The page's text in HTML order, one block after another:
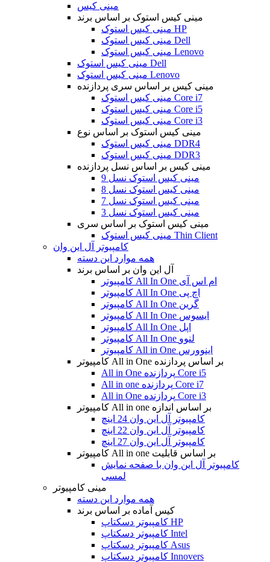
مینی کیس
مینی کیس استوک بر اساس برند
مینی کیس استوک HP
مینی کیس استوک Dell
مینی کیس استوک Lenovo
مینی کیس استوک Dell
مینی کیس استوک Lenovo
مینی کیس بر اساس سری پردازنده
مینی کیس استوک Core i7
مینی کیس استوک Core i5
مینی کیس استوک Core i3
مینی کیس استوک بر اساس نوع
مینی کیس استوک DDR4
مینی کیس استوک DDR3
مینی کیس بر اساس نسل پردازنده
مینی کیس استوک نسل 9
مینی کیس استوک نسل 8
مینی کیس استوک نسل 7
مینی کیس استوک نسل 3
مینی کیس استوک بر اساس سری
مینی کیس استوک Thin Client
کامپیوتر آل این وان
همه موارد این دسته
آل این وان بر اساس برند
کامپیوتر All In One ام اس آی
کامپیوتر All In One اچ پی
کامپیوتر All In One گرین
کامپیوتر All In One ایسوس
کامپیوتر All In One اپل
کامپیوتر All In One لنوو
کامپیوتر All in One اینوورس
کامپیوتر All in One بر اساس پردازنده
All in One پردازنده Core i5
All in one پردازنده Core i7
All in One پردازنده Core i3
کامپیوتر All in one بر اساس اندازه
کامپیوتر آل این وان 24 اینچ
کامپیوتر آل این وان 22 اینچ
کامپیوتر آل این وان 27 اینچ
کامپیوتر All in one بر اساس قابلیت
کامپیوتر آل این وان با صفحه نمایش
لمسی
مینی کامپیوتر
همه موارد این دسته
کیس آماده بر اساس برند
کامپیوتر دسکتاپ HP
کامپیوتر دسکتاپ Intel
کامپیوتر دسکتاپ Asus
کامپیوتر دسکتاپ Innovers